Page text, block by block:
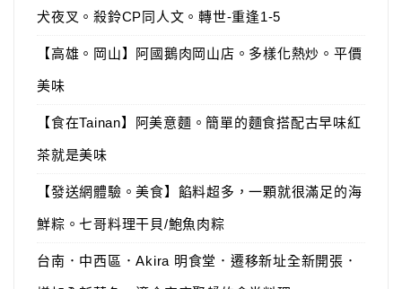
犬夜叉。殺鈴CP同人文。轉世-重逢1-5
【高雄。岡山】阿國鵝肉岡山店。多樣化熱炒。平價
美味
【食在Tainan】阿美意麵。簡單的麵食搭配古早味紅
茶就是美味
【發送網體驗。美食】餡料超多，一顆就很滿足的海
鮮粽。七哥料理干貝/鮑魚肉粽
台南．中西區．Akira 明食堂．遷移新址全新開張．